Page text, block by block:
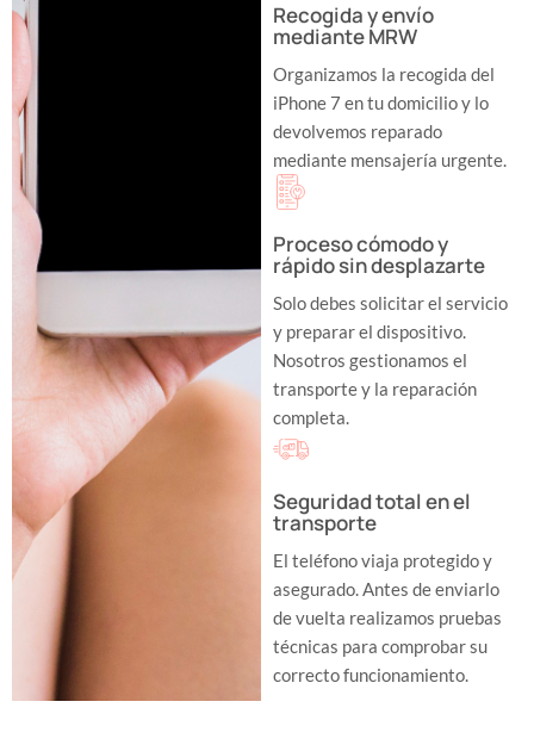
Recogida y envío
mediante MRW
Organizamos la recogida del
iPhone 7 en tu domicilio y lo
devolvemos reparado
mediante mensajería urgente.
Proceso cómodo y
rápido sin desplazarte
Solo debes solicitar el servicio
y preparar el dispositivo.
Nosotros gestionamos el
transporte y la reparación
completa.
Seguridad total en el
transporte
El teléfono viaja protegido y
asegurado. Antes de enviarlo
de vuelta realizamos pruebas
técnicas para comprobar su
correcto funcionamiento.